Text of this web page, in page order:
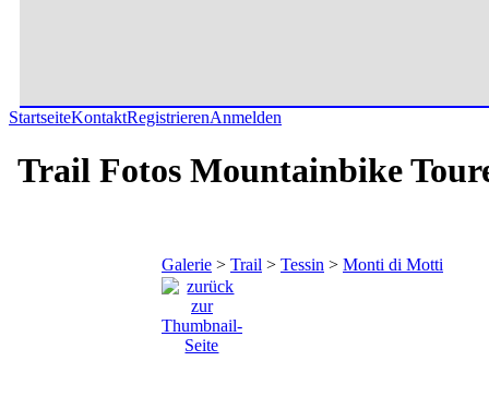
StartseiteKontaktRegistrierenAnmelden
Trail Fotos Mountainbike
Galerie > Trail > Tessin > Monti di Motti